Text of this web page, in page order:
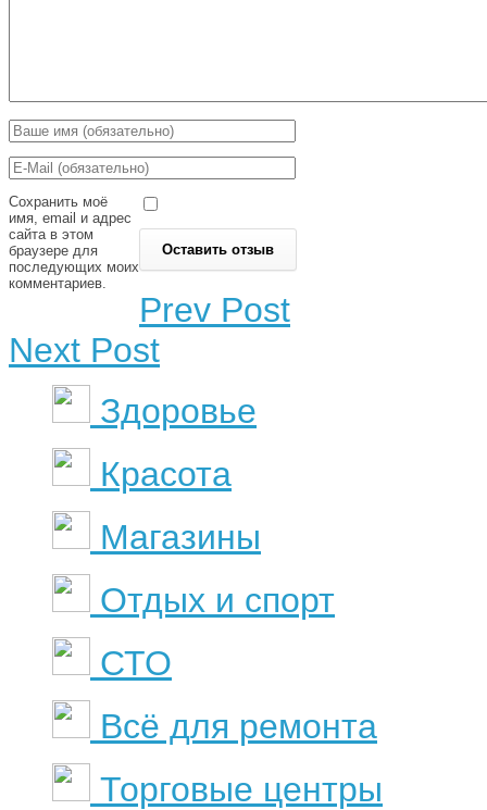
Сохранить моё
имя, email и адрес
сайта в этом
браузере для
последующих моих
комментариев.
Prev Post
Next Post
Здоровье
Красота
Магазины
Отдых и спорт
СТО
Всё для ремонта
Торговые центры